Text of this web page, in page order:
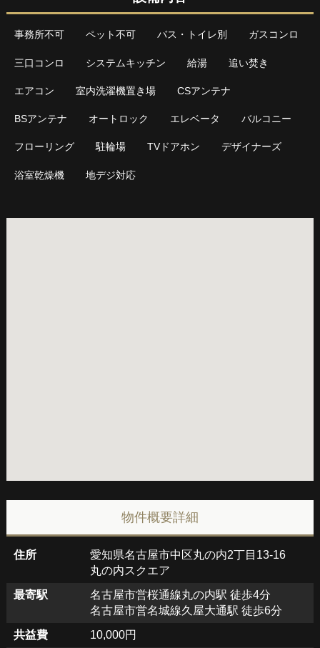
事務所不可 ペット不可 バス・トイレ別 ガスコンロ
三口コンロ システムキッチン 給湯 追い焚き
エアコン 室内洗濯機置き場 CSアンテナ
BSアンテナ オートロック エレベータ バルコニー
フローリング 駐輪場 TVドアホン デザイナーズ
浴室乾燥機 地デジ対応
物件概要詳細
住所
愛知県名古屋市中区丸の内2丁目13-16
丸の内スクエア
最寄駅
名古屋市営桜通線丸の内駅 徒歩4分
名古屋市営名城線久屋大通駅 徒歩6分
共益費
10,000円